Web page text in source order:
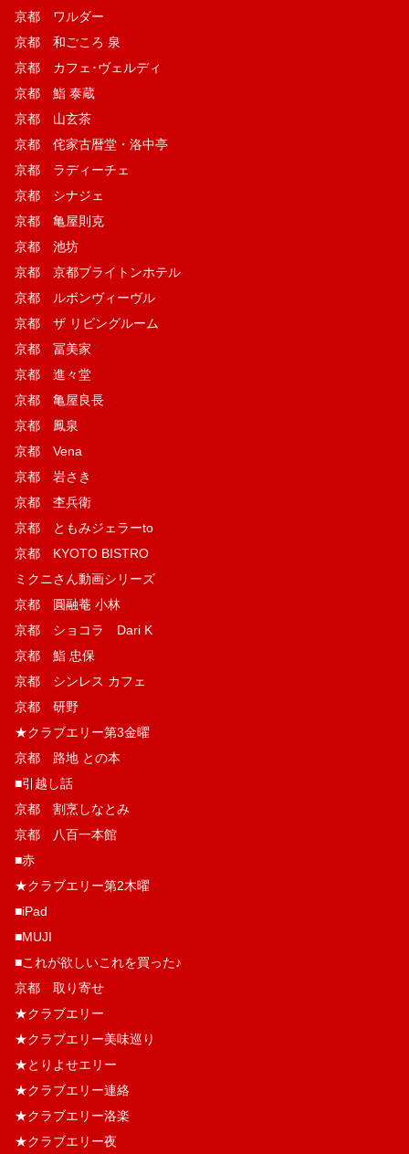
京都 ワルダー
京都 和ごころ 泉
京都 カフェ･ヴェルディ
京都 鮨 泰蔵
京都 山玄茶
京都 侘家古暦堂・洛中亭
京都 ラディーチェ
京都 シナジェ
京都 亀屋則克
京都 池坊
京都 京都ブライトンホテル
京都 ルボンヴィーヴル
京都 ザ リビングルーム
京都 冨美家
京都 進々堂
京都 亀屋良長
京都 鳳泉
京都 Vena
京都 岩さき
京都 杢兵衛
京都 ともみジェラーto
京都 KYOTO BISTRO
ミクニさん動画シリーズ
京都 圓融菴 小林
京都 ショコラ Dari K
京都 鮨 忠保
京都 シンレス カフェ
京都 研野
★クラブエリー第3金曜
京都 路地 との本
■引越し話
京都 割烹しなとみ
京都 八百一本館
■赤
★クラブエリー第2木曜
■iPad
■MUJI
■これが欲しいこれを買った♪
京都 取り寄せ
★クラブエリー
★クラブエリー美味巡り
★とりよせエリー
★クラブエリー連絡
★クラブエリー洛楽
★クラブエリー夜